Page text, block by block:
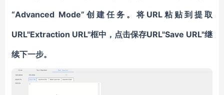
“Advanced Mode”创建任务。将URL粘贴到提取
URL"Extraction URL"框中，点击保存URL"Save URL"继
续下一步。